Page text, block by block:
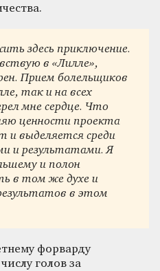
здесь приключение.
в «Лилле»,
Прием болельщиков
так и на всех
мне сердце. Что
ценности проекта
и выделяется среди
и результатами. Я
и полон
в том же духе и
в этом
форварду
голов за